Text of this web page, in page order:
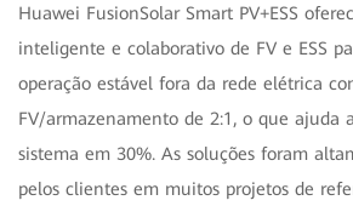
Huawei FusionSolar Smart PV+ESS
inteligente e colaborativo de FV e ESS
operação estável fora da rede elétrica
FV/armazenamento de 2:1, o que ajuda
sistema em 30%. As soluções foram
pelos clientes em muitos projetos de